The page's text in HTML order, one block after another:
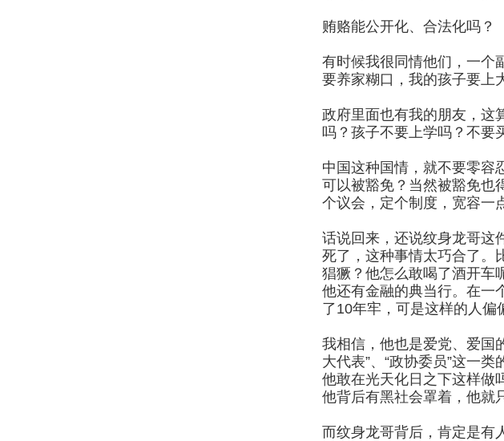
贿赂能公开化、合法化吗？
有时候我很同情他们，一个
要养家糊口，我的孩子要上
政府里面也有我的朋友，这
吗？孩子不要上学吗？不要
中国这种国情，就不要零容
可以被豁免？当然被豁免也
个议会，定个制度，宽容一
话说回来，还说纹身龙哥这
死了，这种事情太巧合了。
猖獗？他怎么敢喝了酒开车
他还有金融的典当行。在一
了10年牢，可是这样的人偏
我相信，他也是爱党、爱国
大代表”、“政协委员”这一
他敢在光天化日之下这样做
他背后有黑社会罩着，他就
而纹身龙哥背后，肯定是有